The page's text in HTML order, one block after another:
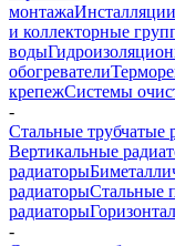
монтажаИнсталляции
и коллекторные
воды
обогреватели
крепежСистемы
-
Стальные трубчатые
Вертикальные
радиаторы
радиаторыСтальные
радиаторы
-